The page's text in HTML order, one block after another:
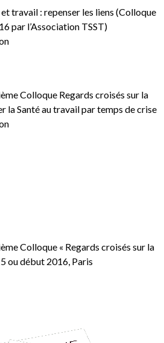
et travail : repenser les liens (Colloque
par l’Association TSST)
Colloque Regards croisés sur la
la Santé au travail par temps de crise
Colloque « Regards croisés sur la
ou début 2016, Paris